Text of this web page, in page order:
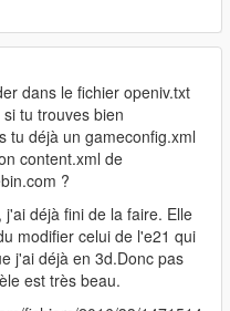
dans le fichier openiv.txt
tu trouves bien
tu déjà un gameconfig.xml
content.xml de
?
déjà fini de la faire. Elle
modifier celui de l'e21 qui
j'ai déjà en 3d.Donc pas
est très beau.